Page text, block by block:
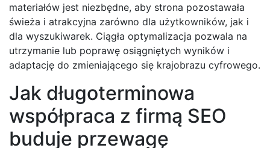
materiałów jest niezbędne, aby strona pozostawała
świeża i atrakcyjna zarówno dla użytkowników, jak i
dla wyszukiwarek. Ciągła optymalizacja pozwala na
utrzymanie lub poprawę osiągniętych wyników i
adaptację do zmieniającego się krajobrazu cyfrowego.
Jak długoterminowa
współpraca z firmą SEO
buduje przewagę